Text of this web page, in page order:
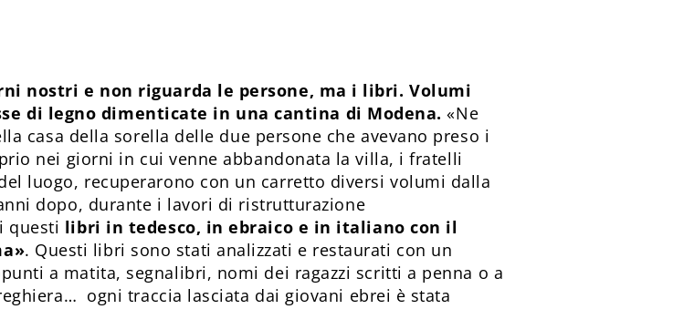
nostri e non riguarda le persone, ma i libri. Volumi
di legno dimenticate in una cantina di Modena. «Ne
casa della sorella delle due persone che avevano preso i
nei giorni in cui venne abbandonata la villa, i fratelli
luogo, recuperarono con un carretto diversi volumi dalla
dopo, durante i lavori di ristrutturazione
questi libri in tedesco, in ebraico e in italiano con il
. Questi libri sono stati analizzati e restaurati con un
a matita, segnalibri, nomi dei ragazzi scritti a penna o a
ogni traccia lasciata dai giovani ebrei è stata